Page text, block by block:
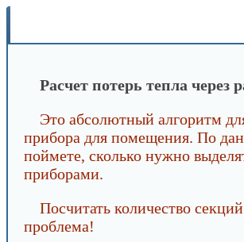
Расчет потерь тепла через
Это абсолютный алгоритм
прибора для помещения. По
поймете, сколько нужно
приборами.
Посчитать количество
проблема!